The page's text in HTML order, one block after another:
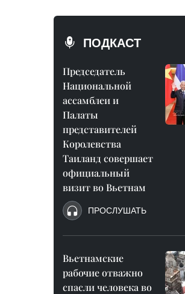
ПОДКАСТ
Председатель
Национальной
ассамблеи и
Палаты
представителей
Королевства
Таиланд совершает
официальный
визит во Вьетнам
ПРОСЛУШАТЬ
Вьетнамские
рабочие отважно
спасли человека во